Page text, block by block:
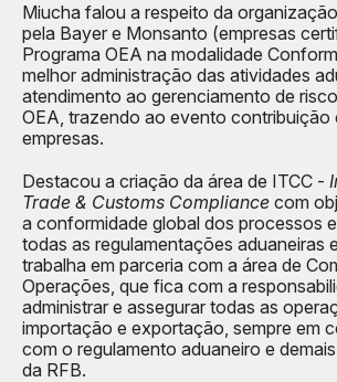
Miucha falou a respeito da
pela Bayer e Monsanto (empresas
Programa OEA na modalidade
melhor administração das atividades
atendimento ao gerenciamento de
OEA, trazendo ao evento contribuição
empresas.
Destacou a criação da área de ITCC -
Trade & Customs Compliance com
a conformidade global dos processos
todas as regulamentações aduaneiras
trabalha em parceria com a área de
Operações, que fica com a
administrar e assegurar todas as
importação e exportação, sempre em
com o regulamento aduaneiro e
da RFB.